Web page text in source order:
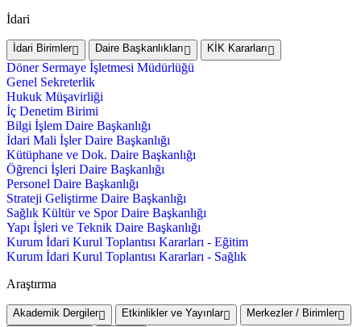
İdari
İdari Birimler Daire Başkanlıkları KİK Kararları
Döner Sermaye İşletmesi Müdürlüğü
Genel Sekreterlik
Hukuk Müşavirliği
İç Denetim Birimi
Bilgi İşlem Daire Başkanlığı
İdari Mali İşler Daire Başkanlığı
Kütüphane ve Dok. Daire Başkanlığı
Öğrenci İşleri Daire Başkanlığı
Personel Daire Başkanlığı
Strateji Geliştirme Daire Başkanlığı
Sağlık Kültür ve Spor Daire Başkanlığı
Yapı İşleri ve Teknik Daire Başkanlığı
Kurum İdari Kurul Toplantısı Kararları - Eğitim
Kurum İdari Kurul Toplantısı Kararları - Sağlık
Araştırma
Akademik Dergiler Etkinlikler ve Yayınlar
Merkezler / Birimler